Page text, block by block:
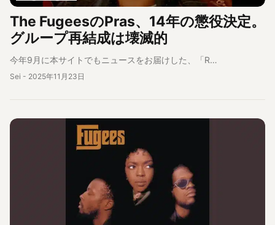
The FugeesのPras、14年の懲役決定。
グループ再結成は壊滅的
今年9月に本サイトでもニュースをお届けした、「R…
Sei - 2025年11月23日